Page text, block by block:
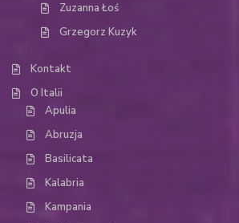
Zuzanna Łoś
Grzegorz Kuzyk
Kontakt
O Italii
Apulia
Abruzja
Basilicata
Kalabria
Kampania